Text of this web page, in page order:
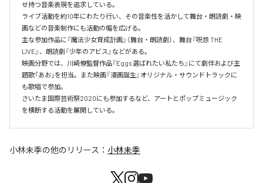
せ持つ音楽表現を追求している。
ライブ活動を約10年にわたり行い、その音楽性を活かして舞台・朗読劇・映
画などの音楽制作にも活動の幅を広げる。
主な参加作品に『魔法少女育成計画』（舞台・朗読劇）、舞台『呪怨 THE
LIVE』、朗読劇『少年のアビス』などがある。
映画分野では、川崎僚監督作品『Eggs 選ばれたい私たち』にて劇伴および主
題歌「あお」を担当。また映画『漫画誕生』オリジナル・サウンドトラックに
も歌唱で参加。
さいたま国際芸術祭2020にも参加するなど、アートとポップミュージック
を横断する活動を展開している。
小林未季の他のリリース： 小林未季